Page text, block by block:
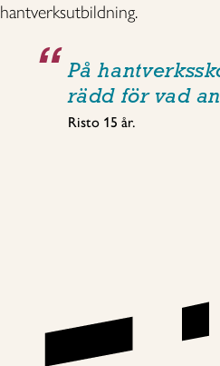
hantverksutbildning.
På
rädd för vad
Risto 15 år.